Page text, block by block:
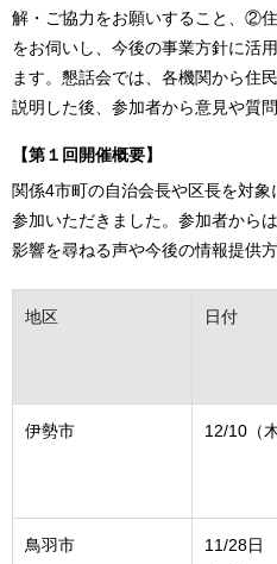
解・ご協力をお願いすること、②
をお伺いし、今後の事業方針に活
ます。懇話会では、各機関から住
説明した後、参加者から意見や質
【第１回開催概要】
関係4市町の自治会長や区長を対
参加いただきました。参加者から
影響を尋ねる声や今後の情報提供
地区 日付
伊勢市 12/10（木
鳥羽市
11/28日